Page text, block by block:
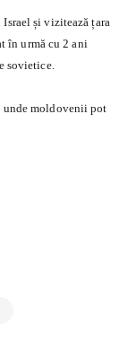
și vizitează țara
în urmă cu 2 ani
sovietice.
unde moldovenii pot